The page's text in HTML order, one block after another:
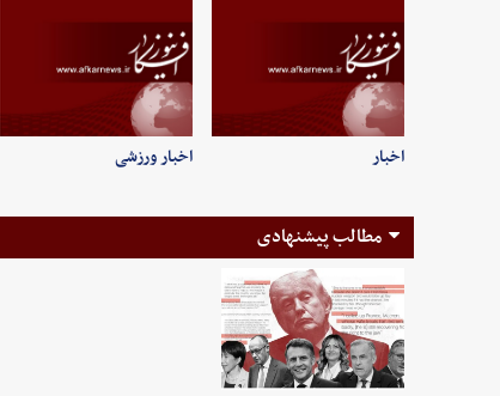
اخبار اخبار ورزشی
مطالب پیشنهادی